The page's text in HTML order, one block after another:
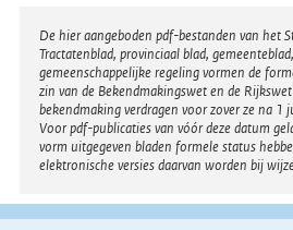
Disclaimer
De hier aangeboden pdf-bestanden van het
Tractatenblad, provinciaal blad,
gemeenschappelijke regeling vormen de
zin van de Bekendmakingswet en de
bekendmaking verdragen voor zover ze na 1
Voor pdf-publicaties van vóór deze datum
vorm uitgegeven bladen formele status
elektronische versies daarvan worden bij